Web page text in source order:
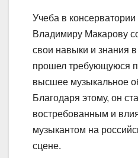
Учеба в
Владимиру Макарову
свои навыки и знания
прошел требующуюся
высшее музыкальное
Благодаря этому, он
востребованным и
музыкантом на
сцене.